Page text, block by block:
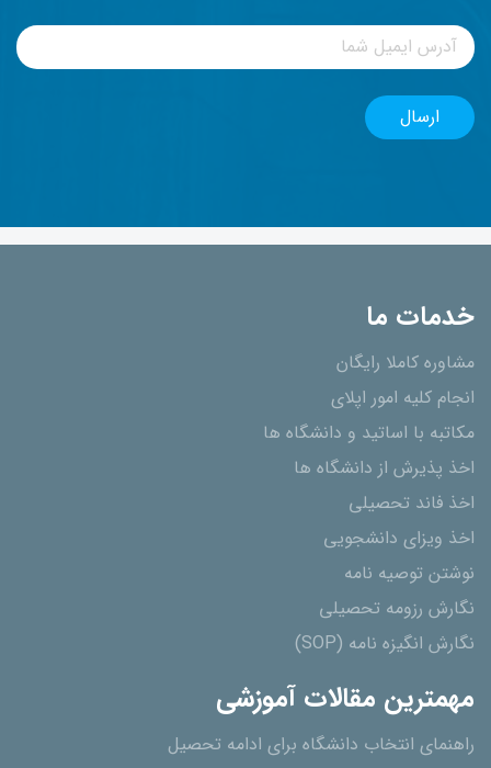
خدمات ما
مشاوره کاملا رایگان
انجام کلیه امور اپلای
مکاتبه با اساتید و دانشگاه ها
اخذ پذیرش از دانشگاه ھا
اخذ فاند تحصیلی
اخذ ویزای دانشجویی
نوشتن توصیه نامه
نگارش رزومه تحصیلی
نگارش انگیزه نامه (SOP)
مهمترین مقالات آموزشی
راهنمای انتخاب دانشگاه برای ادامه تحصیل